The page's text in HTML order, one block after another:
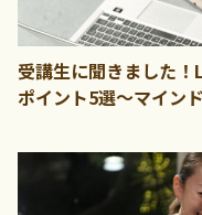
受講生に聞きました
ポイント5選～マイン